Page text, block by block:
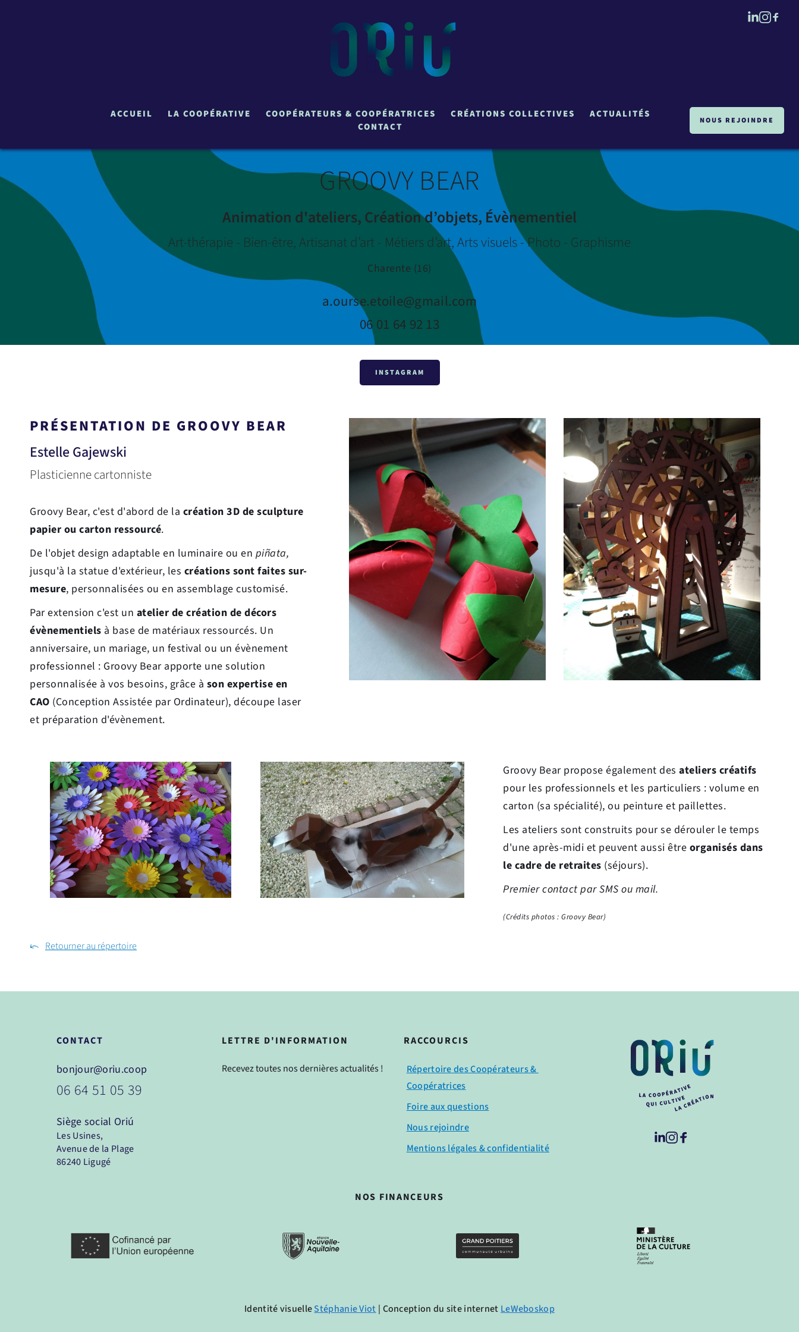
ACCUEIL LA COOPÉRATIVE COOPÉRATEURS & COOPÉRATRICES CRÉATIONS COLLECTIVES
ACTUALITÉS
CONTACT
NOUS REJOINDRE
GROOVY BEAR
Animation d'ateliers, Création d’objets, Évènementiel
Art-thérapie - Bien-être, Artisanat d’art - Métiers d’art, Arts visuels - Photo - Graphisme
Charente (16)
a.ourse.etoile@gmail.com
06 01 64 92 13
INSTAGRAM
PRÉSENTATION DE GROOVY BEAR
Estelle Gajewski
Plasticienne cartonniste
Groovy Bear, c'est d'abord de la création 3D de sculpture
papier ou carton ressourcé.
De l'objet design adaptable en luminaire ou en
jusqu'à la statue d'extérieur, les créations sont faites sur-
mesure, personnalisées ou en assemblage customisé.
Par extension c'est un atelier de création de décors
évènementiels à base de matériaux ressourcés. Un
anniversaire, un mariage, un festival ou un évènement
professionnel : Groovy Bear apporte une solution
personnalisée à vos besoins, grâce à son expertise en
CAO (Conception Assistée par Ordinateur), découpe laser
et préparation d'évènement.
Groovy Bear propose également des ateliers créatifs
pour les professionnels et les particuliers : volume en
carton (sa spécialité), ou peinture et paillettes.
Les ateliers sont construits pour se dérouler le temps
d'une après-midi et peuvent aussi être organisés dans
le cadre de retraites (séjours).
Premier contact par SMS ou mail.
(Crédits photos : Groovy Bear)
Retourner au répertoire
CONTACT
bonjour@oriu.coop
06 64 51 05 39
Siège social Oriú
Les Usines,
Avenue de la Plage
86240 Ligugé
LETTRE D'INFORMATION
Recevez toutes nos dernières actualités !
RACCOURCIS
Répertoire des Coopérateurs &
Coopératrices
Foire aux questions
Nous rejoindre
Mentions légales & confidentialité
NOS FINANCEURS
Identité visuelle Stéphanie Viot | Conception du site internet LeWeboskop